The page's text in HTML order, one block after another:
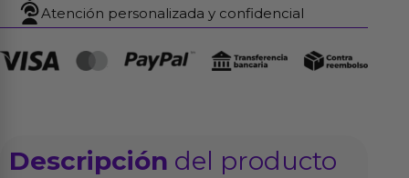
Atención personalizada y confidencial
Descripción del producto